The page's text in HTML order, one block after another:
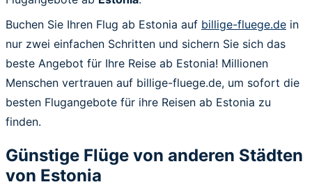
Buchen Sie Ihren Flug ab Estonia auf billige-fluege.de in
nur zwei einfachen Schritten und sichern Sie sich das
beste Angebot für Ihre Reise ab Estonia! Millionen
Menschen vertrauen auf billige-fluege.de, um sofort die
besten Flugangebote für ihre Reisen ab Estonia zu
finden.
Günstige Flüge von anderen Städten
von Estonia